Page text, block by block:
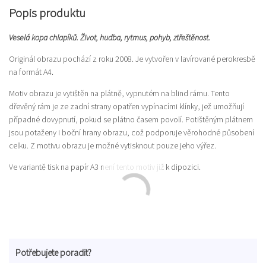
Popis produktu
Veselá kopa chlapíků. Život, hudba, rytmus, pohyb, ztřeštěnost.
Originál obrazu pochází z roku 2008. Je vytvořen v lavírované perokresbě
na formát A4.
Motiv obrazu je vytištěn na plátně, vypnutém na blind rámu. Tento
dřevěný rám je ze zadní strany opatřen vypínacími klínky, jež umožňují
případné dovypnutí, pokud se plátno časem povolí. Potištěným plátnem
jsou potaženy i boční hrany obrazu, což podporuje věrohodné působení
celku. Z motivu obrazu je možné vytisknout pouze jeho výřez.
Ve variantě tisk na papír A3 není tento motiv již k dipozici.
Potřebujete poradit?